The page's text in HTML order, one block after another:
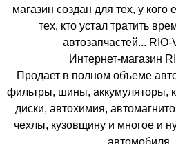
магазин создан для тех, у кого
тех, кто устал тратить
автозапчастей...
Интернет-магазин
Продает в полном объеме
фильтры, шины, аккумуляторы,
диски, автохимия,
чехлы, кузовщину и многое и
автомобиля.